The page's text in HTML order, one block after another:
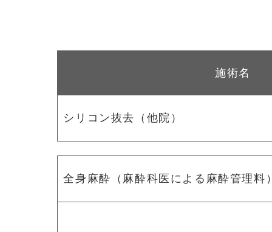
施術名
シリコン抜去（他院）
全身麻酔（麻酔科医による麻酔管理料